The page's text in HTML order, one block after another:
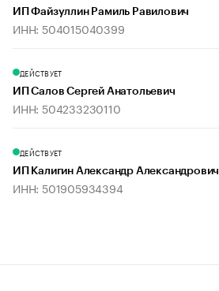
ИП Файзуллин Рамиль Равилович
ИНН: 504015040399
ДЕЙСТВУЕТ
ИП Салов Сергей Анатольевич
ИНН: 504233230110
ДЕЙСТВУЕТ
ИП Калигин Александр Александрович
ИНН: 501905934394